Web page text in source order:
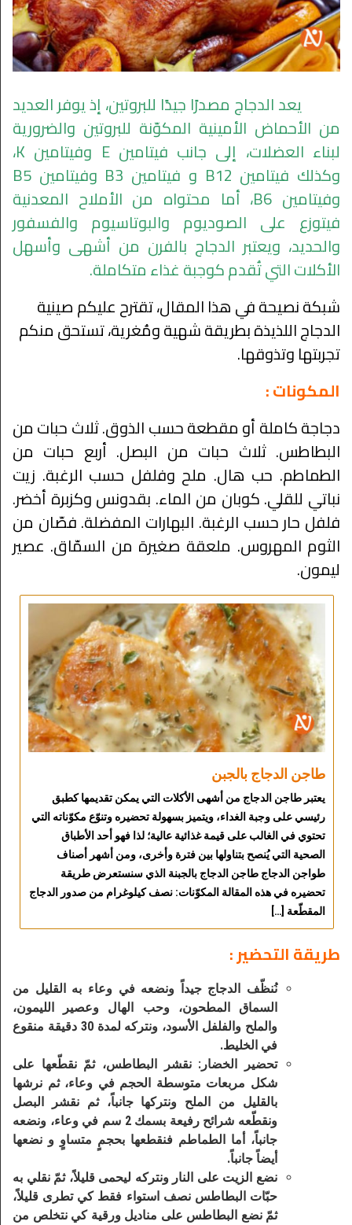
يعد الدجاج مصدرًا جيدًا للبروتين، إذ يوفر العديد
من الأحماض الأمينية المكوّنة للبروتين والضرورية
لبناء العضلات، إلى جانب فيتامين E وفيتامين K،
وكذلك فيتامين B12 و فيتامين B3 وفيتامين B5
وفيتامين B6، أما محتواه من الأملاح المعدنية
فيتوزع على الصوديوم والبوتاسيوم والفسفور
والحديد، ويعتبر الدجاج بالفرن من أشهى وأسهل
الأكلات التي تُقدم كوجبة غذاء متكاملة.
شبكة نصيحة في هذا المقال، تقترح عليكم صينية
الدجاج اللذيذة بطريقة شهية ومُغرية، تستحق منكم
تجربتها وتذوقها.
المكونات :
دجاجة كاملة أو مقطعة حسب الذوق. ثلاث حبات من
البطاطس. ثلاث حبات من البصل. أربع حبات من
الطماطم. حب هال. ملح وفلفل حسب الرغبة. زيت
نباتي للقلي. كوبان من الماء. بقدونس وكزبرة أخضر.
فلفل حار حسب الرغبة. البهارات المفضلة. فصّان من
الثوم المهروس. ملعقة صغيرة من السمّاق. عصير
ليمون.
طاجن الدجاج بالجبن
يعتبر طاجن الدجاج من أشهى الأكلات التي يمكن تقديمها كطبق
رئيسي على وجبة الغداء، ويتميز بسهولة تحضيره وتنوّع مكوّناته التي
تحتوي في الغالب على قيمة غذائية عالية؛ لذا فهو أحد الأطباق
الصحية التي يُنصح بتناولها بين فترة وأخرى، ومن أشهر أصناف
طواجن الدجاج طاجن الدجاج بالجبنة الذي سنستعرض طريقة
تحضيره في هذه المقالة المكوّنات: نصف كيلوغرام من صدور الدجاج
المقطّعة […]
طريقة التحضير :
نُنظّف الدجاج جيداً ونضعه في وعاء به القليل من
السماق المطحون، وحب الهال وعصير الليمون،
والملح والفلفل الأسود، ونتركه لمدة 30 دقيقة منقوع
في الخليط.
تحضير الخضار: نقشر البطاطس، ثمّ نقطّعها على
شكل مربعات متوسطة الحجم في وعاء، ثم نرشها
بالقليل من الملح ونتركها جانباً، ثم نقشر البصل
ونقطّعه شرائح رفيعة بسمك 2 سم في وعاء، ونضعه
جانباً، أما الطماطم فنقطعها بحجمٍ متساوٍ و نضعها
أيضاً جانباً.
نضع الزيت على النار ونتركه ليحمى قليلاً، ثمّ نقلي به
حبّات البطاطس نصف استواء فقط كي تطرى قليلاً،
ثمّ نضع البطاطس على مناديل ورقية كي نتخلص من